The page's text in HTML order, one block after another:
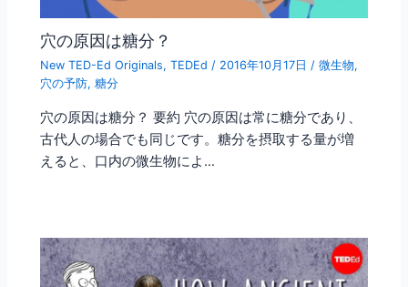
穴の原因は糖分？
New TED-Ed Originals,TEDEd / 2016年10月17日 /微生物,
穴の予防,糖分
穴の原因は糖分？ 要約 穴の原因は常に糖分であり、
古代人の場合でも同じです。糖分を摂取する量が増
えると、口内の微生物によ…